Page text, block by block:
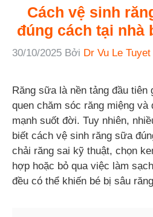
Cách vệ sinh
đúng cách tại nhà
30/10/2025 Bởi Dr Vu Le
Răng sữa là nền tảng đầu tiên
quen chăm sóc răng miệng
mạnh suốt đời. Tuy nhiên,
biết cách vệ sinh răng sữa
chải răng sai kỹ thuật, chọn
hợp hoặc bỏ qua việc làm
đều có thể khiến bé bị sâu